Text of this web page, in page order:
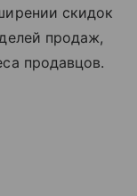
скидок
продаж,
продавцов.